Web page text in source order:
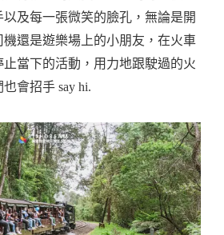
及每一張微笑的臉孔，無論是開
還是遊樂場上的小朋友，在火車
當下的活動，用力地跟駛過的火
會招手 say hi.